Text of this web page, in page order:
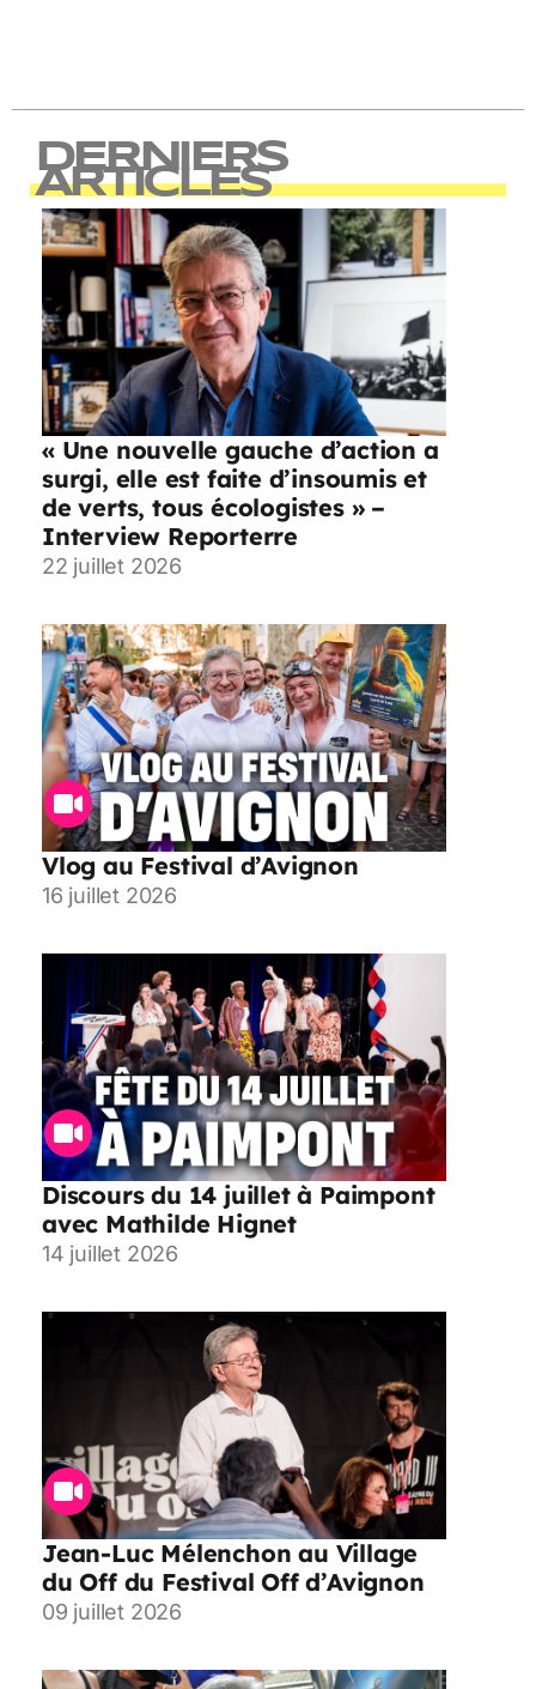
DERNIERS
ARTICLES
« Une nouvelle gauche d’action a
surgi, elle est faite d’insoumis et
de verts, tous écologistes » –
Interview Reporterre
22 juillet 2026
Vlog au Festival d’Avignon
16 juillet 2026
Discours du 14 juillet à Paimpont
avec Mathilde Hignet
14 juillet 2026
Jean-Luc Mélenchon au Village
du Off du Festival Off d’Avignon
09 juillet 2026